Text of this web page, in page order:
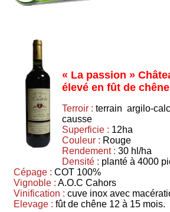
« La passion »
élevé en fût de
Terroir : terrain argilo-
causse
Superficie : 12ha
Couleur : Rouge
Rendement : 30 hl/ha
Densité : planté à 4000
Cépage : COT 100%
Vignoble : A.O.C Cahors
Vinification : cuve inox avec
Elevage : fût de chêne 12 à 15 mois.